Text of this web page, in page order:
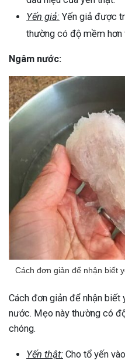
Yến giả:Yến giả được
thường có độ mềm hơn
Ngâm nước:
Cách đơn giản để nhận biết
Cách đơn giản để nhận
nước. Mẹo này thường có
chóng.
Yến thật: Cho tổ yến